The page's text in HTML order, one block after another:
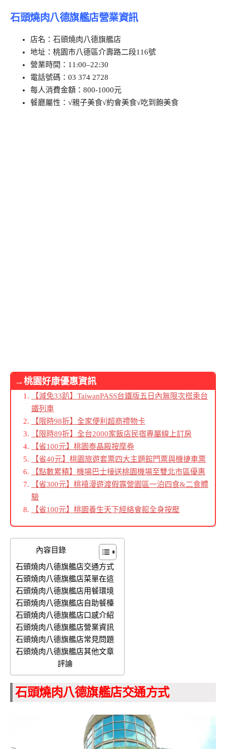
石頭燒肉八德旗艦店營業資訊
店名：石頭燒肉八德旗艦店
地址：桃園市八德區介壽路二段116號
營業時間：11:00–22:30
電話號碼：03 374 2728
每人消費金額：800-1000元
餐廳屬性：√親子美食√約會美食√吃到飽美食
→桃園好康優惠資訊
【減免33趴】TaiwanPASS台鐵版五日內無限次搭乘台
鐵列車
【限時98折】全家便利超商禮物卡
【限時89折】全台2000家飯店民宿專屬線上訂房
【省100元】桃園泰晶殿按摩券
【省40元】桃園旅遊套票四大主題館門票與機捷車票
【點數累積】機場巴士接送桃園機場至雙北市區優惠
【省300元】桃禧漫遊渡假露營園區一泊四食&二食體
驗
【省100元】桃園養生天下經絡會館全身按壓
內容目錄
石頭燒肉八德旗艦店交通方式
石頭燒肉八德旗艦店菜單在這
石頭燒肉八德旗艦店用餐環境
石頭燒肉八德旗艦店自助餐檯
石頭燒肉八德旗艦店口感介紹
石頭燒肉八德旗艦店營業資訊
石頭燒肉八德旗艦店常見問題
石頭燒肉八德旗艦店其他文章
評論
石頭燒肉八德旗艦店交通方式